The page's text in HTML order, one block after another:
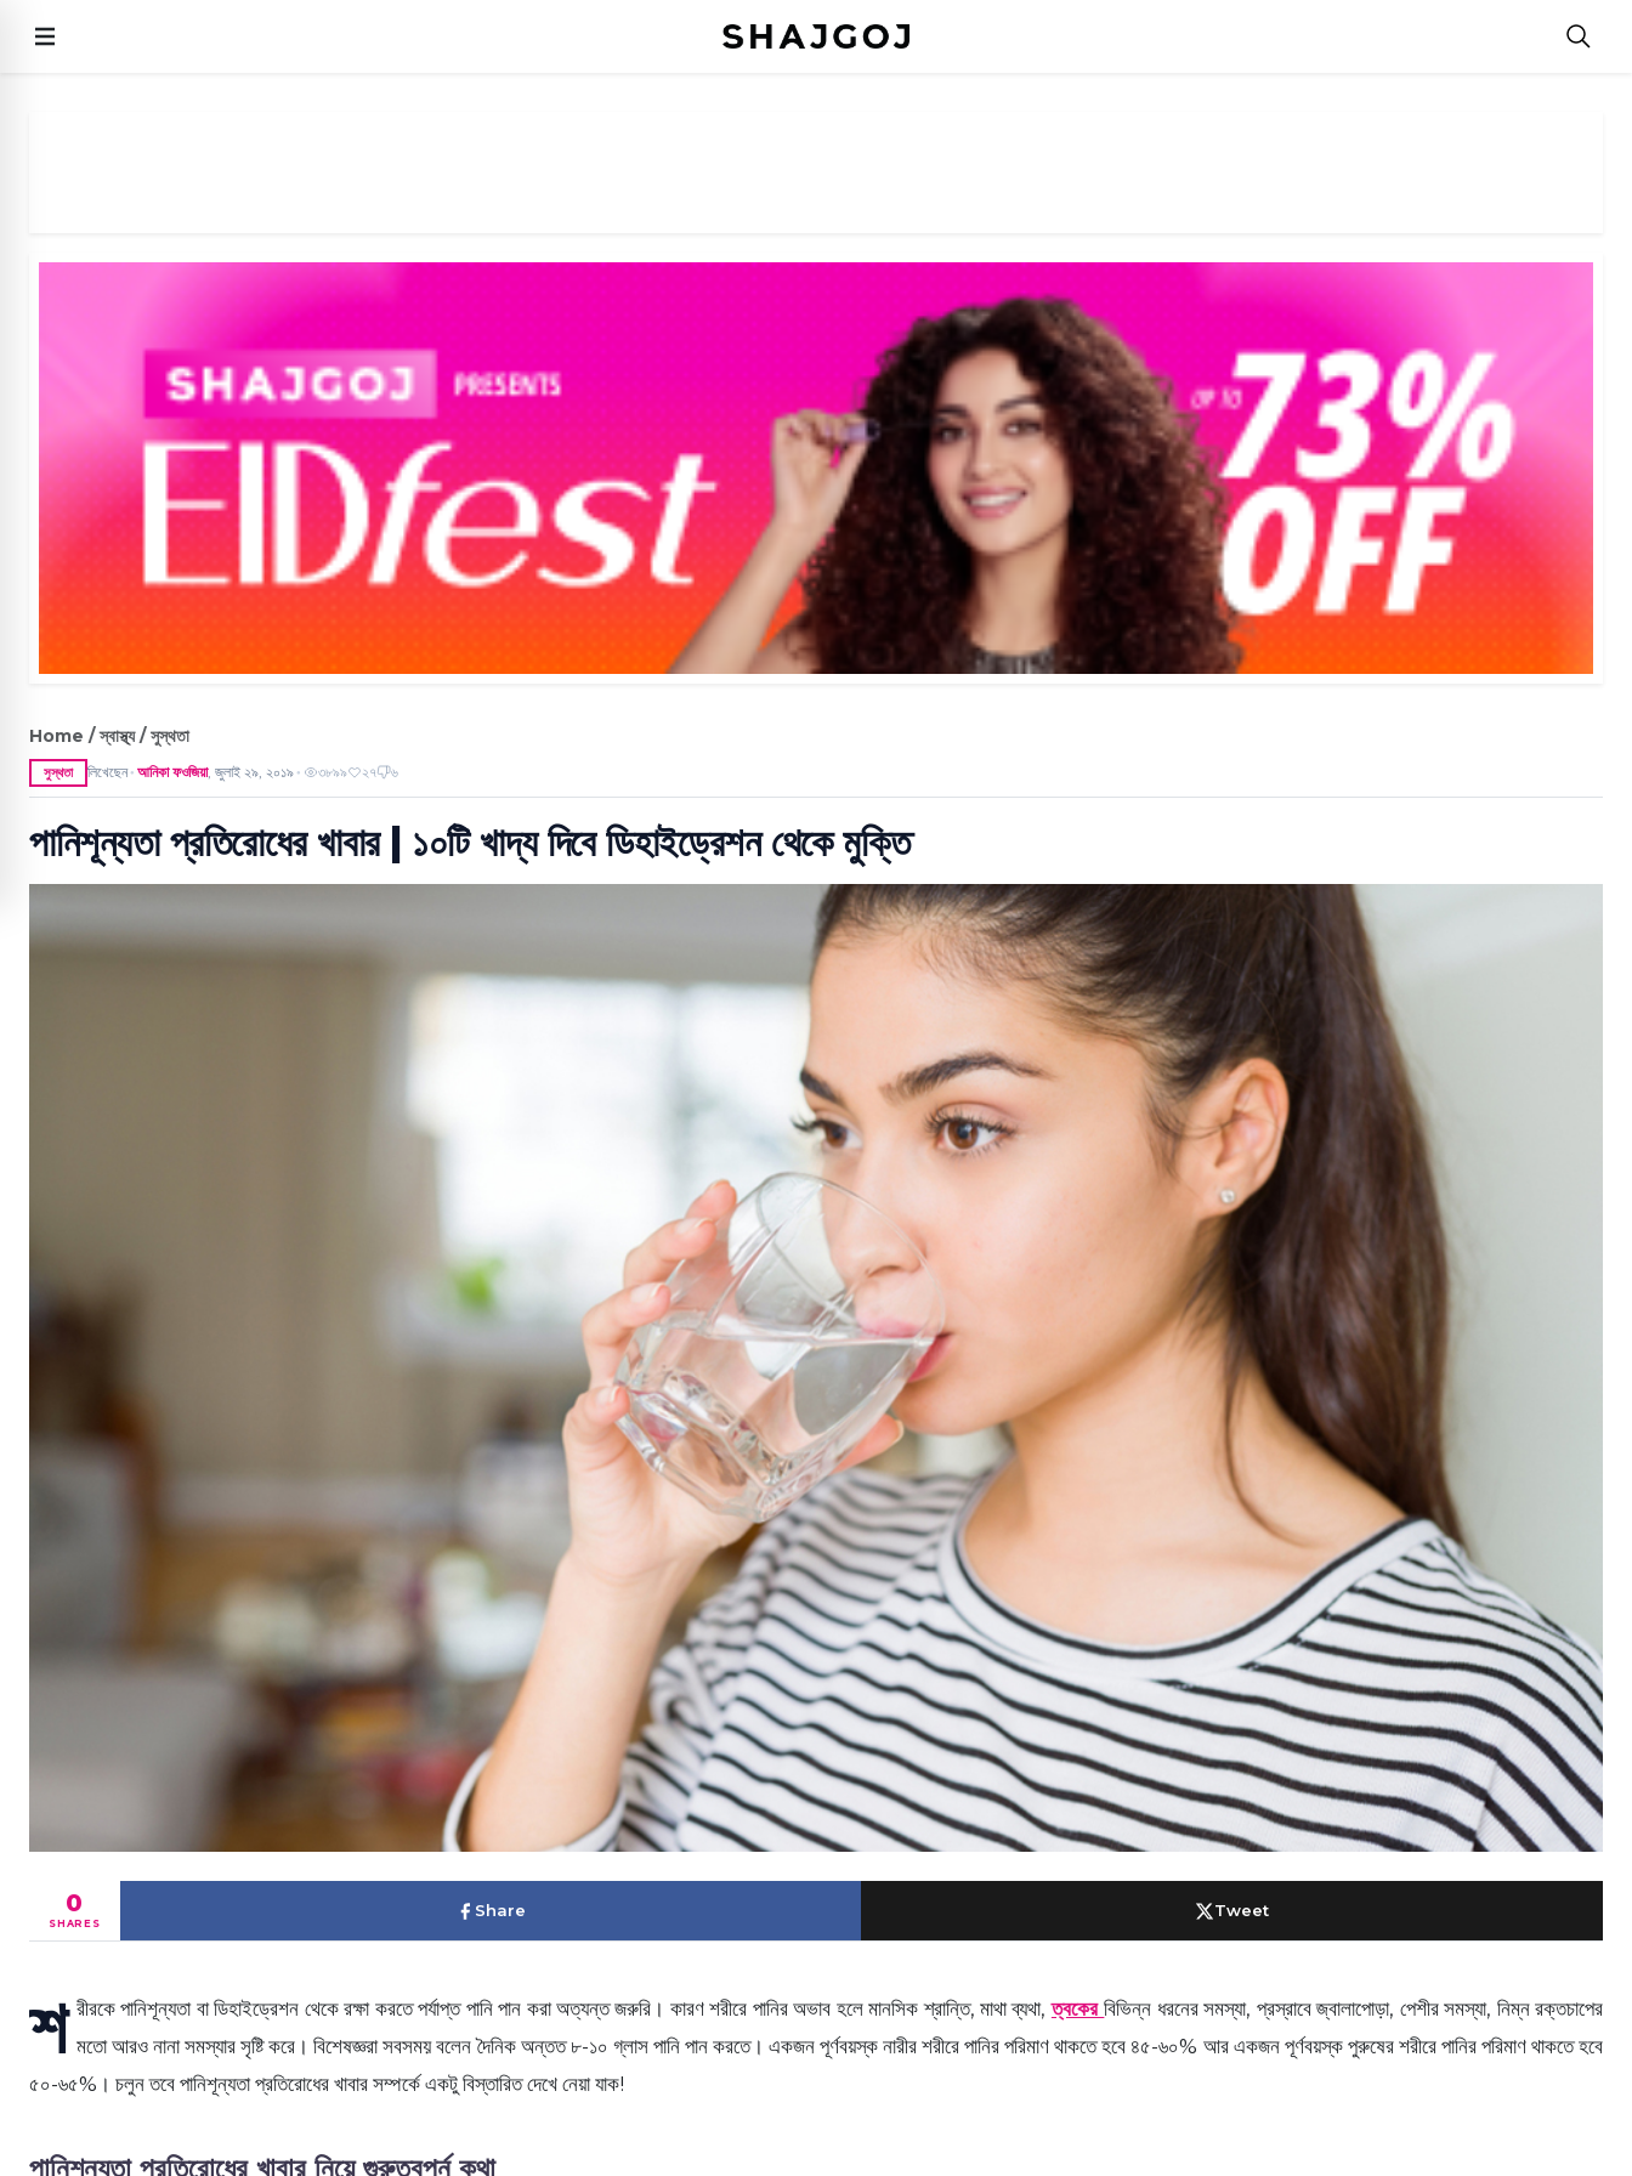
Home / স্বাস্থ্য / সুস্থতা
সুস্থতা লিখেছেন ● আনিকা ফওজিয়া, জুলাই ২৯, ২০১৯ ● ৩৮৯৯ ২৭ ৬
পানিশূন্যতা প্রতিরোধের খাবার | ১০টি খাদ্য দিবে ডিহাইড্রেশন থেকে মুক্তি
0
SHARES
Share Tweet
শ রীরকে পানিশূন্যতা বা ডিহাইড্রেশন থেকে রক্ষা করতে পর্যাপ্ত পানি পান করা অত্যন্ত জরুরি। কারণ শরীরে পানির অভাব হলে মানসিক শ্রান্তি, মাথা ব্যথা,ত্বকের বিভিন্ন ধরনের সমস্যা, প্রস্রাবে জ্বালাপোড়া, পেশীর সমস্যা, নিম্ন রক্তচাপের
মতো আরও নানা সমস্যার সৃষ্টি করে। বিশেষজ্ঞরা সবসময় বলেন দৈনিক অন্তত ৮-১০ গ্লাস পানি পান করতে। একজন পূর্ণবয়স্ক নারীর শরীরে পানির পরিমাণ থাকতে হবে ৪৫-৬০% আর একজন পূর্ণবয়স্ক পুরুষের শরীরে পানির পরিমাণ থাকতে হবে
৫০-৬৫%। চলুন তবে পানিশূন্যতা প্রতিরোধের খাবার সম্পর্কে একটু বিস্তারিত দেখে নেয়া যাক!
পানিশূন্যতা প্রতিরোধের খাবার নিয়ে গুরুত্বপূর্ন কথা